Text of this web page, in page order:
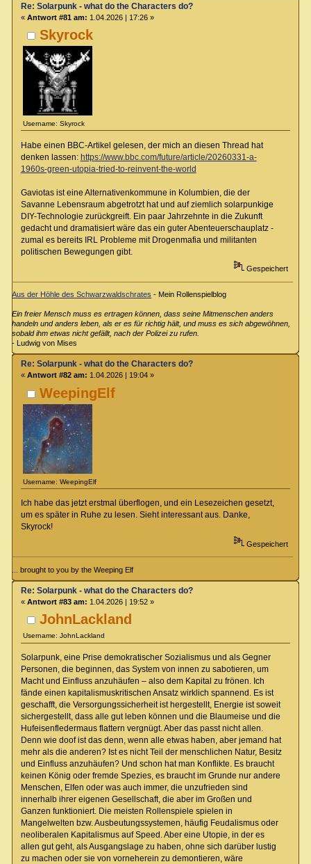
Skyrock
Username: Skyrock
Re: Solarpunk - what do the Characters do?
« Antwort #81 am: 1.04.2026 | 17:26 »
Habe einen BBC-Artikel gelesen, der mich an diesen Thread hat
denken lassen: https://www.bbc.com/future/article/20260331-a-
1960s-green-utopia-tried-to-reinvent-the-world
Gaviotas ist eine Alternativenkommune in Kolumbien, die der
Savanne Lebensraum abgetrotzt hat und auf ziemlich solarpunkige
DIY-Technologie zurückgreift. Ein paar Jahrzehnte in die Zukunft
gedacht und dramatisiert wäre das ein guter Abenteuerschauplatz -
zumal es bereits IRL Probleme mit Drogenmafia und militanten
politischen Bewegungen gibt.
Gespeichert
Aus der Höhle des Schwarzwaldschrates - Mein Rollenspielblog
Ein freier Mensch muss es ertragen können, dass seine Mitmenschen anders
handeln und anders leben, als er es für richtig hält, und muss es sich abgewöhnen,
sobald ihm etwas nicht gefällt, nach der Polizei zu rufen.
- Ludwig von Mises
WeepingElf
Username: WeepingElf
Re: Solarpunk - what do the Characters do?
« Antwort #82 am: 1.04.2026 | 19:04 »
Ich habe das jetzt erstmal überflogen, und ein Lesezeichen gesetzt,
um es später in Ruhe zu lesen. Sieht interessant aus. Danke,
Skyrock!
Gespeichert
... brought to you by the Weeping Elf
JohnLackland
Username: JohnLackland
Re: Solarpunk - what do the Characters do?
« Antwort #83 am: 1.04.2026 | 19:52 »
Solarpunk, eine Prise demokratischer Sozialismus und als Gegner
Personen, die beginnen, das System von innen zu sabotieren, um
Macht und Einfluss anzuhäufen – also dem Kapital zu frönen. Ich
fände einen kapitalismuskritischen Ansatz wirklich spannend. Es ist
geschafft, die Versorgungssicherheit ist hergestellt, Energie ist soweit
sichergestellt, dass alle gut leben können und die Blaumeise und die
Hufeisenfledermaus flattern vergnügt. Aber das passt nicht allen.
Denn wie doof ist das denn, wenn alle etwas haben, aber jemand hat
mehr als die anderen? Ist es nicht Teil der menschlichen Natur, Besitz
und Einfluss anzuhäufen? Und schon hat man Konflikte. Es braucht
keinen König oder fremde Spezies, es braucht im Grunde nur andere
Menschen, Elfen oder was auch immer, die unzufrieden sind
innerhalb ihrer eigenen Gesellschaft, die aber im Großen und
Ganzen funktioniert. Die meisten Rollenspiele spielen in
Mangelwelten bzw. Ausbeutungssystemen, häufig Feudalismus oder
neoliberalen Kapitalismus auf Speed. Aber eine Utopie, in der es
allen gut geht, als Ausgangslage zu haben, ohne sich darüber lustig
zu machen oder sie von vorneherein zu demontieren, wäre